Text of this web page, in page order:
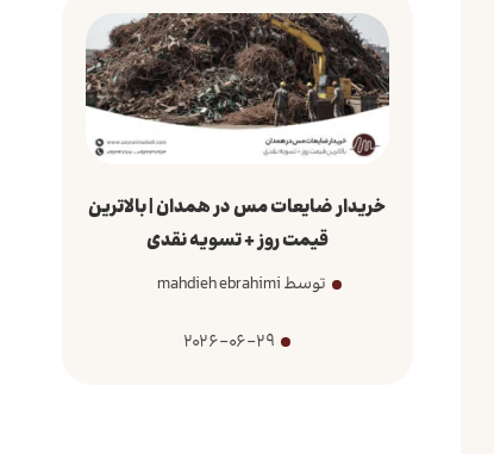
خریدار ضایعات مس در همدان | بالاترین
قیمت روز + تسویه نقدی
توسط mahdieh ebrahimi
2026-06-29